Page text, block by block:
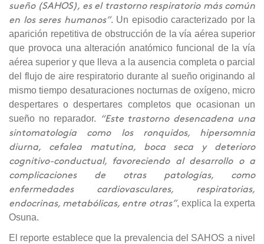
sueño (SAHOS), es el trastorno respiratorio más común
en los seres humanos”. Un episodio caracterizado por la
aparición repetitiva de obstrucción de la vía aérea superior
que provoca una alteración anatómico funcional de la vía
aérea superior y que lleva a la ausencia completa o parcial
del flujo de aire respiratorio durante al sueño originando al
mismo tiempo desaturaciones nocturnas de oxígeno, micro
despertares o despertares completos que ocasionan un
sueño no reparador.
“Este trastorno desencadena una
sintomatología como los ronquidos, hipersomnia
diurna, cefalea matutina, boca seca y deterioro
cognitivo-conductual, favoreciendo al desarrollo o a
complicaciones de otras patologías, como
enfermedades cardiovasculares, respiratorias,
endocrinas, metabólicas, entre otras”, explica la experta
Osuna.
El reporte establece que la prevalencia del SAHOS a nivel